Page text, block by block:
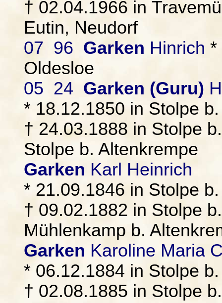
† 02.04.1966 in
Eutin, Neudorf
07 96 Garken Hinrich *
Oldesloe
05 24 Garken (Guru)
* 18.12.1850 in Stolpe
† 24.03.1888 in Stolpe
Stolpe b. Altenkrempe
Garken Karl Heinrich
* 21.09.1846 in Stolpe
† 09.02.1882 in Stolpe
Mühlenkamp b.
Garken Karoline Maria
* 06.12.1884 in Stolpe
† 02.08.1885 in Stolpe